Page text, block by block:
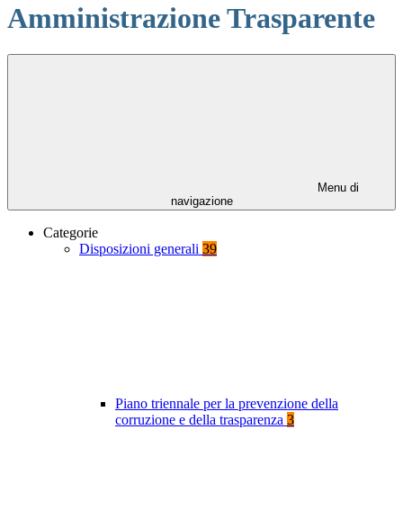
Amministrazione Trasparente
Menu di
navigazione
Categorie
Disposizioni generali 39
Piano triennale per la prevenzione della
corruzione e della trasparenza 3